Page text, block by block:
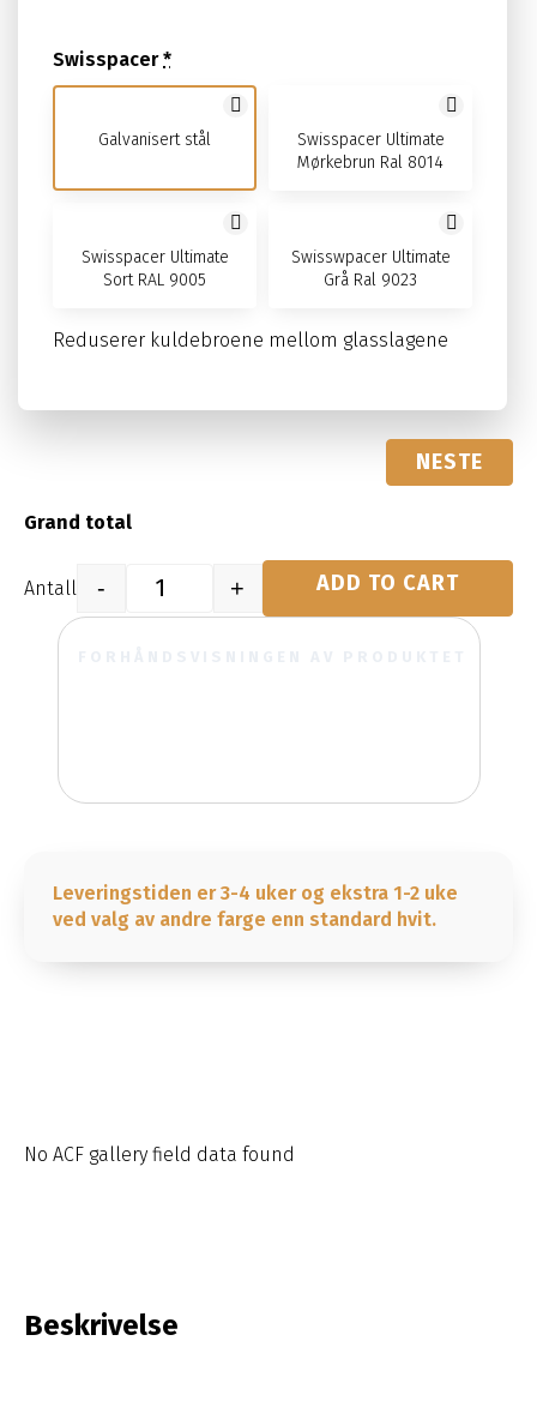
Swisspacer *
Galvanisert stål
Swisspacer Ultimate
Mørkebrun Ral 8014
Swisspacer Ultimate
Sort RAL 9005
Swisswpacer Ultimate
Grå Ral 9023
Reduserer kuldebroene mellom glasslagene
NESTE
Grand total
- + ADD TO CART
Leveringstiden er 3-4 uker og ekstra 1-2 uke
ved valg av andre farge enn standard hvit.
No ACF gallery field data found
Beskrivelse